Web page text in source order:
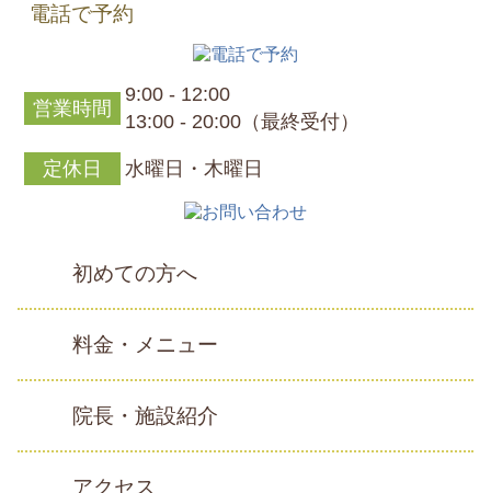
電話で予約
営業時間
9:00 - 12:00
13:00 - 20:00（最終受付）
定休日 水曜日・木曜日
初めての方へ
料金・メニュー
院長・施設紹介
アクセス